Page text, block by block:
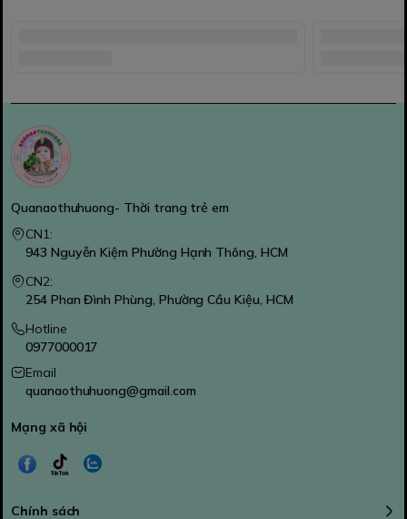
Quanaothuhuong- Thời trang trẻ em
CN1:
943 Nguyễn Kiệm Phường Hạnh Thông, HCM
CN2:
254 Phan Đình Phùng, Phường Cầu Kiệu, HCM
Hotline
0977000017
Email
quanaothuhuong@gmail.com
Mạng xã hội
Chính sách